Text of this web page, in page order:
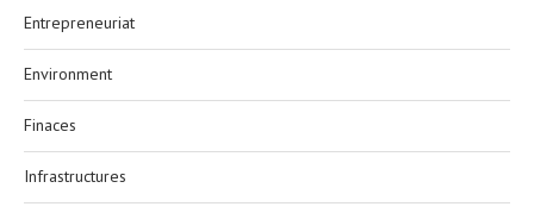
Entrepreneuriat
Environment
Finaces
Infrastructures